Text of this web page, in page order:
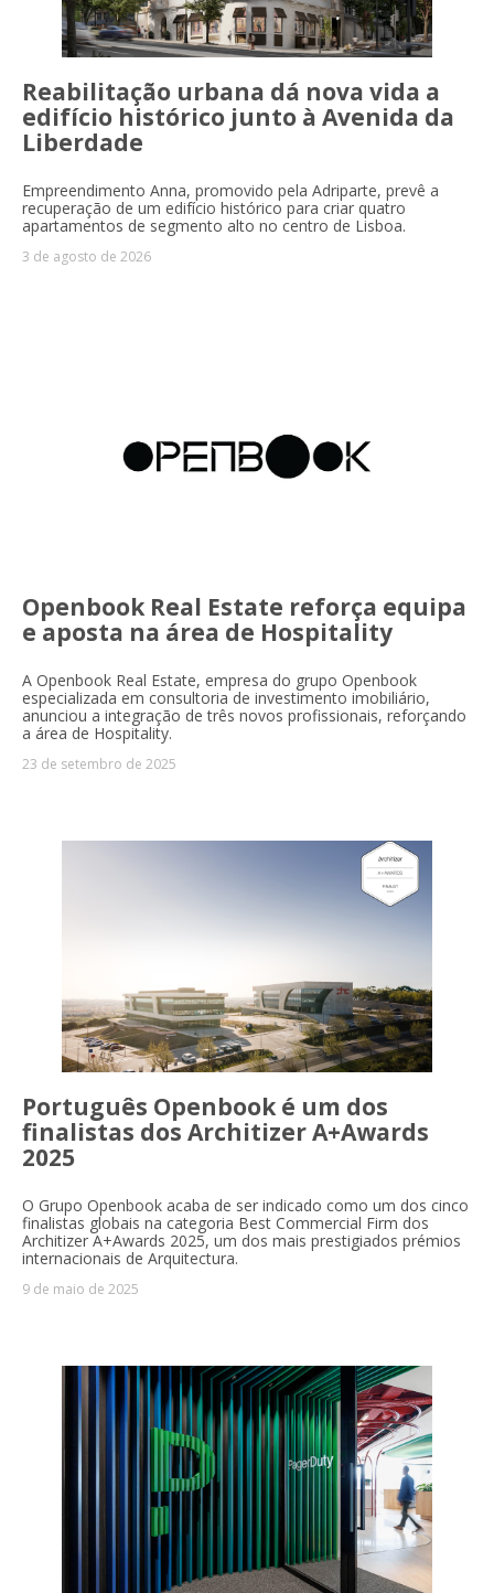
Reabilitação urbana dá nova vida a
edifício histórico junto à Avenida da
Liberdade
Empreendimento Anna, promovido pela Adriparte, prevê a
recuperação de um edifício histórico para criar quatro
apartamentos de segmento alto no centro de Lisboa.
3 de agosto de 2026
Openbook Real Estate reforça equipa
e aposta na área de Hospitality
A Openbook Real Estate, empresa do grupo Openbook
especializada em consultoria de investimento imobiliário,
anunciou a integração de três novos profissionais, reforçando
a área de Hospitality.
23 de setembro de 2025
Português Openbook é um dos
finalistas dos Architizer A+Awards
2025
O Grupo Openbook acaba de ser indicado como um dos cinco
finalistas globais na categoria Best Commercial Firm dos
Architizer A+Awards 2025, um dos mais prestigiados prémios
internacionais de Arquitectura.
9 de maio de 2025